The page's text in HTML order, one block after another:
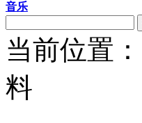
音乐
当前位置：
料